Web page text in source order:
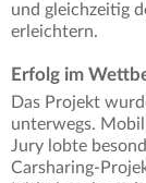
und gleichzeitig
erleichtern.
Erfolg im
Das Projekt
unterwegs. Mobil
Jury lobte
Carsharing-